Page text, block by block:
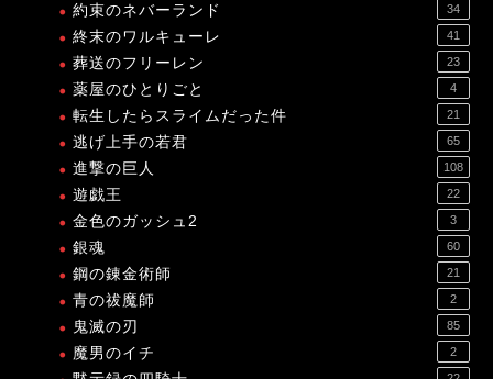
約束のネバーランド 34
終末のワルキューレ 41
葬送のフリーレン 23
薬屋のひとりごと 4
転生したらスライムだった件 21
逃げ上手の若君 65
進撃の巨人 108
遊戯王 22
金色のガッシュ2 3
銀魂 60
鋼の錬金術師 21
青の祓魔師 2
鬼滅の刃 85
魔男のイチ 2